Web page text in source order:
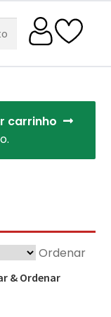
carrinho
Ordenar
& Ordenar